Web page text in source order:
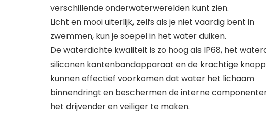
verschillende onderwaterwerelden kunt zien.
Licht en mooi uiterlijk, zelfs als je niet vaardig bent in
zwemmen, kun je soepel in het water duiken.
De waterdichte kwaliteit is zo hoog als IP68, het
siliconen kantenbandapparaat en de krachtige
kunnen effectief voorkomen dat water het lichaam
binnendringt en beschermen de interne
het drijvender en veiliger te maken.